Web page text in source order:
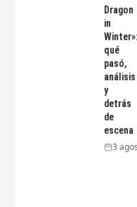
Dragon
in
Winter»:
qué
pasó,
análisis
y
detrás
de
escena
3